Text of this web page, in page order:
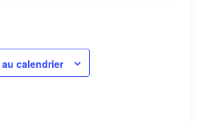
calendrier